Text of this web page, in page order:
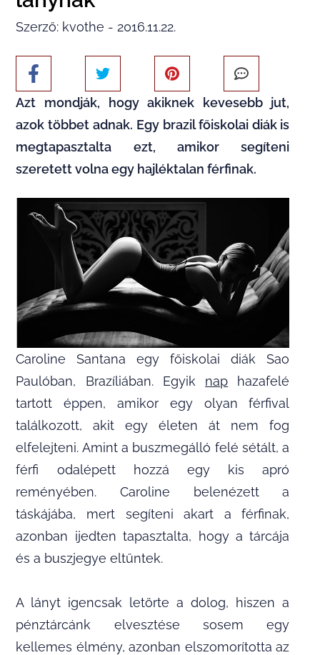
Szerző: kvothe - 2016.11.22.
Azt mondják, hogy akiknek kevesebb jut,
azok többet adnak. Egy brazil főiskolai diák is
megtapasztalta ezt, amikor segíteni
szeretett volna egy hajléktalan férfinak.
Caroline Santana egy főiskolai diák Sao
Paulóban, Brazíliában. Egyik nap hazafelé
tartott éppen, amikor egy olyan férfival
találkozott, akit egy életen át nem fog
elfelejteni. Amint a buszmegálló felé sétált, a
férfi odalépett hozzá egy kis apró
reményében. Caroline belenézett a
táskájába, mert segíteni akart a férfinak,
azonban ijedten tapasztalta, hogy a tárcája
és a buszjegye eltűntek.
A lányt igencsak letörte a dolog, hiszen a
pénztárcánk elvesztése sosem egy
kellemes élmény, azonban elszomorította az